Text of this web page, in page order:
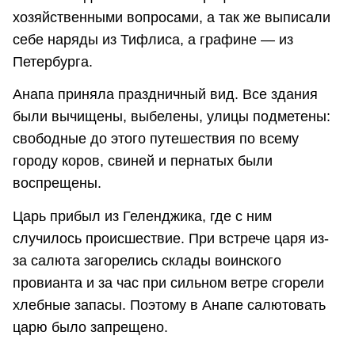
хозяйственными вопросами, а так же выписали
себе наряды из Тифлиса, а графине — из
Петербурга.
Анапа приняла праздничный вид. Все здания
были вычищены, выбелены, улицы подметены:
свободные до этого путешествия по всему
городу коров, свиней и пернатых были
воспрещены.
Царь прибыл из Геленджика, где с ним
случилось происшествие. При встрече царя из-
за салюта загорелись склады воинского
провианта и за час при сильном ветре сгорели
хлебные запасы. Поэтому в Анапе салютовать
царю было запрещено.